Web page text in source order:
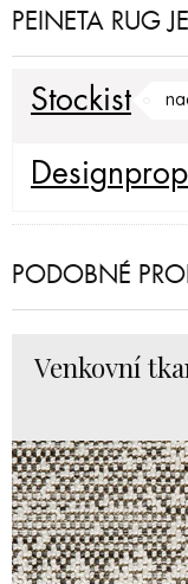
PEINETA RUG
Stockist
PODOBNÉ
Venkovní